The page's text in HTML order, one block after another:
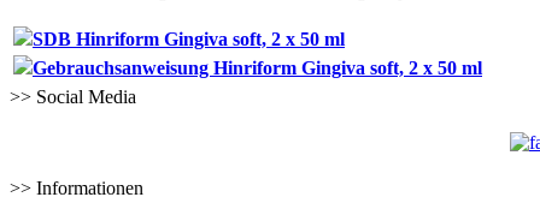
SDB Hinriform Gingiva soft, 2 x 50 ml
Gebrauchsanweisung Hinriform Gingiva soft, 2 x 50 ml
>> Social Media
>> Informationen